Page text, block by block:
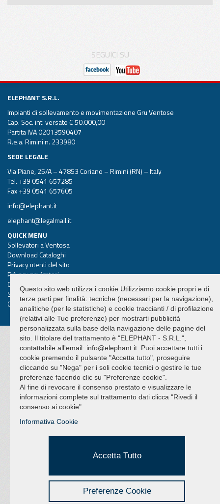
SEGUICI SU
ELEPHANT S.R.L.
Impianti di sollevamento e movimentazione Gru Ventose
Cap. Soc. int. versato € 50.000,00
Partita IVA 02013590407
R.e.a. Rimini n. 233980
SEDE LEGALE
Via Piane, 25/A – 47853 Coriano – Rimini (RN) – Italy
Tel. +39 0541 657285
Fax +39 0541 657605
info@elephant.it
elephant@legalmail.it
QUICK MENU
Sollevatori a Ventosa
Download Cataloghi
Privacy utenti del sito
Privacy navigatori
Cookie Policy
Sitemap
Credits Hi-Net
Questo sito web utilizza i cookie Utilizziamo cookie propri e di
terze parti per finalità: tecniche (necessari per la navigazione),
analitiche (per le statistiche) e cookie traccianti / di profilazione
(relativi alle Tue preferenze) per mostrarti pubblicità
personalizzata sulla base della navigazione delle pagine del
sito. Il titolare del trattamento è "ELEPHANT - S.R.L.",
contattabile all'email: info@elephant.it. Puoi accettare tutti i
cookie premendo il pulsante "Accetta tutto", proseguire
cliccando su "Nega" per i soli cookie tecnici o gestire le tue
preferenze facendo clic su "Preferenze cookie".
Al fine di revocare il consenso prestato e visualizzare le
informazioni complete sul trattamento dati clicca "Rivedi il
consenso ai cookie"
Informativa Cookie
Accetta Tutto
Preferenze Cookie